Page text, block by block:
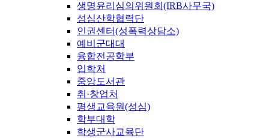
생명윤리심의위원회(IRB사무국)
성심산학협력단
인권센터(성폭력상담소)
예비군대대
융합전공학부
입학처
중앙도서관
취·창업처
평생교육원(성심)
학부대학
학생군사교육단